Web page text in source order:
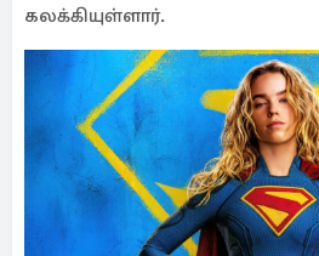
கலக்கியுள்ளார்.